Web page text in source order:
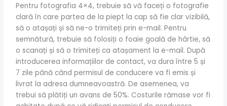
Pentru fotografia 4×4, trebuie să vă faceți o fotografie
clară în care partea de la piept la cap să fie clar vizibilă,
să o atașați și să ne-o trimiteți prin e-mail. Pentru
semnătură, trebuie să folosiți o foaie goală de hârtie, să
o scanați și să o trimiteți ca atașament la e-mail. După
introducerea informațiilor de contact, va dura între 5 și
7 zile până când permisul de conducere va fi emis și
livrat la adresa dumneavoastră. De asemenea, va
trebui să plătiți un avans de 50%. Costurile rămase vor fi